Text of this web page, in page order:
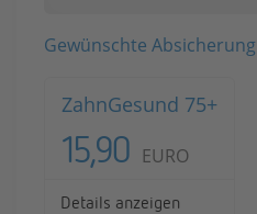
Ge­wünsch­te Ab­si­che­rung
Zahn­Ge­sund 75+
15,90 EURO
De­tails an­zei­gen